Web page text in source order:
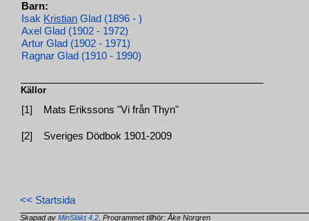
Barn:
Isak Kristian Glad (1896 - )
Axel Glad (1902 - 1972)
Artur Glad (1902 - 1971)
Ragnar Glad (1910 - 1990)
Källor
[1] Mats Erikssons "Vi från Thyn"
[2] Sveriges Dödbok 1901-2009
<< Startsida
Skapad avMinSläkt 4.2 , Programmet tillhör: Åke Norgren